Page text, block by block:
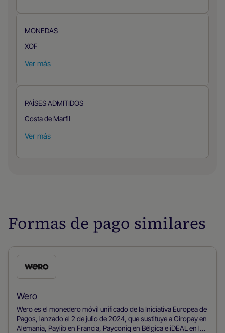
MONEDAS
XOF
Ver más
PAÍSES ADMITIDOS
Costa de Marfil
Ver más
Formas de pago similares
Marca
esta
forma
de
pago
Wero
Wero es el monedero móvil unificado de la Iniciativa Europea de
Pagos, lanzado el 2 de julio de 2024, que sustituye a Giropay en
Alemania, Paylib en Francia, Payconiq en Bélgica e iDEAL en los